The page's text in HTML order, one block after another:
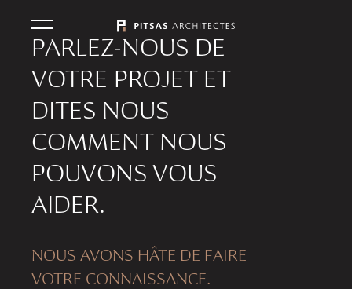
PARLEZ-NOUS DE
VOTRE PROJET ET
DITES NOUS
COMMENT NOUS
POUVONS VOUS
AIDER.
NOUS AVONS HÂTE DE FAIRE
VOTRE CONNAISSANCE.